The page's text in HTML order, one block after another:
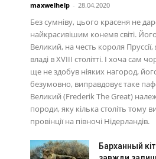
maxwelhelp - 28.04.2020
Без сумніву, цього красеня не
найкрасивішим конемв світі.
Великий, на честь короля
владі в XVIII столітті. І хоча сам
ще не здобув ніяких нагород,
безумовно, виправдовує таке
Великий (Frederik The Great)
породи, яку кілька століть тому
провінції на півночі Нідерландів.
Барханный